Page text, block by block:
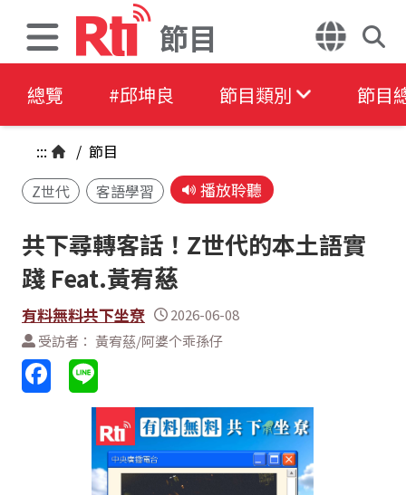
節目
總覽 #邱坤良 節目類別 節目
::: / 節目
Z世代
客語學習 播放聆聽
共下尋轉客話！Z世代的本土語實
踐 Feat.黃宥慈
有料無料共下坐尞
2026-06-08
受訪者： 黃宥慈/阿婆个乖孫仔